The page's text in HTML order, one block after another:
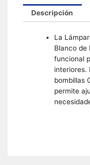
Descripción
La
Blanco de
funcional
interiores.
bombillas
permite